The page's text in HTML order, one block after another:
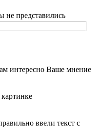
не представились
интересно Ваше мнение
ввели текст с